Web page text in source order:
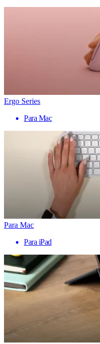
Ergo Series
Para Mac
Para Mac
Para iPad